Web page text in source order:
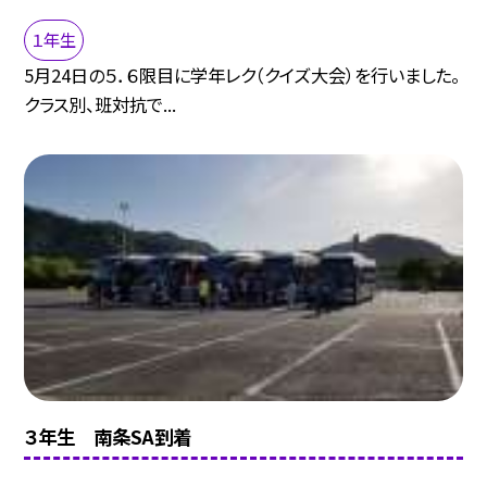
１年生
5月24日の５．６限目に学年レク（クイズ大会）を行いました。
クラス別、班対抗で...
３年生 南条SA到着